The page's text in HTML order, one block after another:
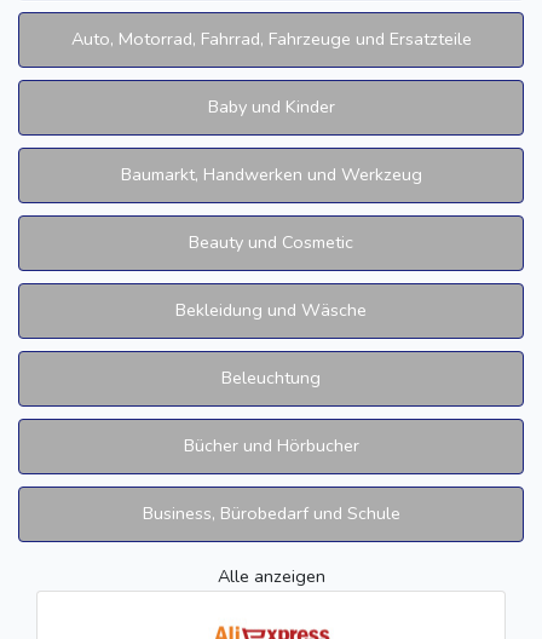
Auto, Motorrad, Fahrrad, Fahrzeuge und Ersatzteile
Baby und Kinder
Baumarkt, Handwerken und Werkzeug
Beauty und Cosmetic
Bekleidung und Wäsche
Beleuchtung
Bücher und Hörbucher
Business, Bürobedarf und Schule
Alle anzeigen